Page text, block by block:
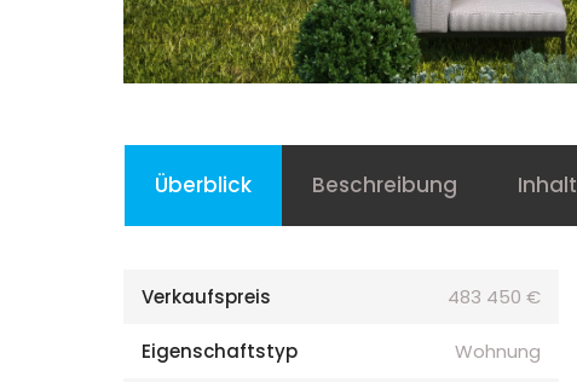
Überblick Beschreibung Inhalt
Verkaufspreis 483 450 €
Eigenschaftstyp Wohnung